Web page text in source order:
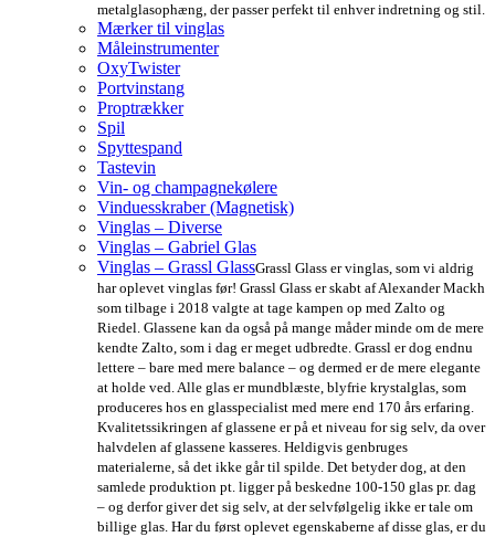
metalglasophæng, der passer perfekt til enhver indretning og stil.
Mærker til vinglas
Måleinstrumenter
OxyTwister
Portvinstang
Proptrækker
Spil
Spyttespand
Tastevin
Vin- og champagnekølere
Vinduesskraber (Magnetisk)
Vinglas – Diverse
Vinglas – Gabriel Glas
Vinglas – Grassl GlassGrassl Glass er vinglas, som vi aldrig
har oplevet vinglas før! Grassl Glass er skabt af Alexander Mackh
som tilbage i 2018 valgte at tage kampen op med Zalto og
Riedel. Glassene kan da også på mange måder minde om de mere
kendte Zalto, som i dag er meget udbredte. Grassl er dog endnu
lettere – bare med mere balance – og dermed er de mere elegante
at holde ved. Alle glas er mundblæste, blyfrie krystalglas, som
produceres hos en glasspecialist med mere end 170 års erfaring.
Kvalitetssikringen af glassene er på et niveau for sig selv, da over
halvdelen af glassene kasseres. Heldigvis genbruges
materialerne, så det ikke går til spilde. Det betyder dog, at den
samlede produktion pt. ligger på beskedne 100-150 glas pr. dag
– og derfor giver det sig selv, at der selvfølgelig ikke er tale om
billige glas. Har du først oplevet egenskaberne af disse glas, er du